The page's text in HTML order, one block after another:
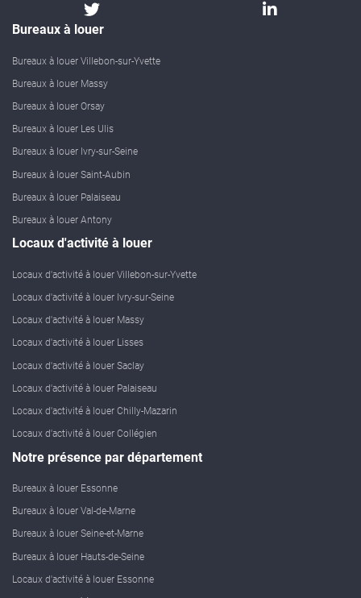
Bureaux à louer
Bureaux à louer Villebon-sur-Yvette
Bureaux à louer Massy
Bureaux à louer Orsay
Bureaux à louer Les Ulis
Bureaux à louer Ivry-sur-Seine
Bureaux à louer Saint-Aubin
Bureaux à louer Palaiseau
Bureaux à louer Antony
Locaux d'activité à louer
Locaux d'activité à louer Villebon-sur-Yvette
Locaux d'activité à louer Ivry-sur-Seine
Locaux d'activité à louer Massy
Locaux d'activité à louer Lisses
Locaux d'activité à louer Saclay
Locaux d'activité à louer Palaiseau
Locaux d'activité à louer Chilly-Mazarin
Locaux d'activité à louer Collégien
Notre présence par département
Bureaux à louer Essonne
Bureaux à louer Val-de-Marne
Bureaux à louer Seine-et-Marne
Bureaux à louer Hauts-de-Seine
Locaux d'activité à louer Essonne